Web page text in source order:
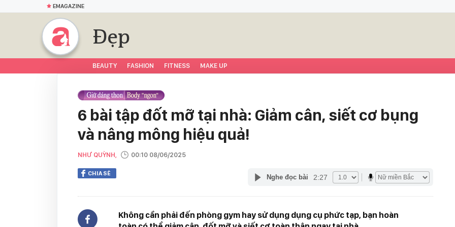
EMAGAZINE
Đẹp
BEAUTY FASHION FITNESS MAKE UP
6 bài tập đốt mỡ tại nhà: Giảm cân, siết cơ bụng
và nâng mông hiệu quả!
NHƯ QUỲNH, 00:10 08/06/2025
CHIA SẺ Nghe đọc bài 2:27
Không cần phải đến phòng gym hay sử dụng dụng cụ phức tạp, bạn hoàn